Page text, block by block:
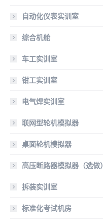
自动化仪表实训室
综合机舱
车工实训室
钳工实训室
电气焊实训室
联网型轮机模拟器
桌面轮机模拟器
高压断路器模拟器（选做）
拆装实训室
标准化考试机房